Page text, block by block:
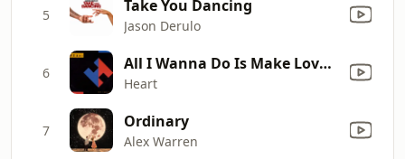
5 Take You Dancing
Jason Derulo
6 All I Wanna Do Is Make Love to You
Heart
7 Ordinary
Alex Warren